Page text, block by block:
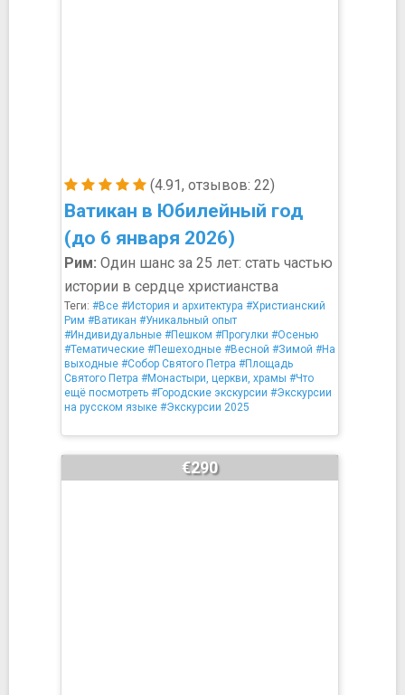
(4.91, отзывов: 22)
Ватикан в Юбилейный год
(до 6 января 2026)
Рим: Один шанс за 25 лет: стать частью
истории в сердце христианства
Теги: #Все #История и архитектура #Христианский
Рим #Ватикан #Уникальный опыт
#Индивидуальные #Пешком #Прогулки #Осенью
#Тематические #Пешеходные #Весной #Зимой #На
выходные #Собор Святого Петра #Площадь
Святого Петра #Монастыри, церкви, храмы #Что
ещё посмотреть #Городские экскурсии #Экскурсии
на русском языке #Экскурсии 2025
€290